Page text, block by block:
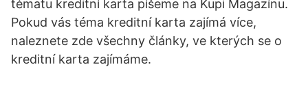
tématu kreditní karta píšeme na Kupi Magazínu.
Pokud vás téma kreditní karta zajímá více,
naleznete zde všechny články, ve kterých se o
kreditní karta zajímáme.